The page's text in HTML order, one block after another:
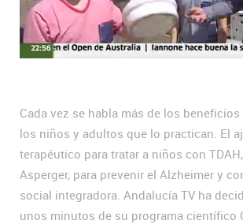
Cada vez se habla más de los
los niños y adultos que lo practican. El
terapéutico para tratar a niños con
Asperger, para prevenir el Alzheimer y
social integradora. Andalucía TV ha
unos minutos de su programa científico